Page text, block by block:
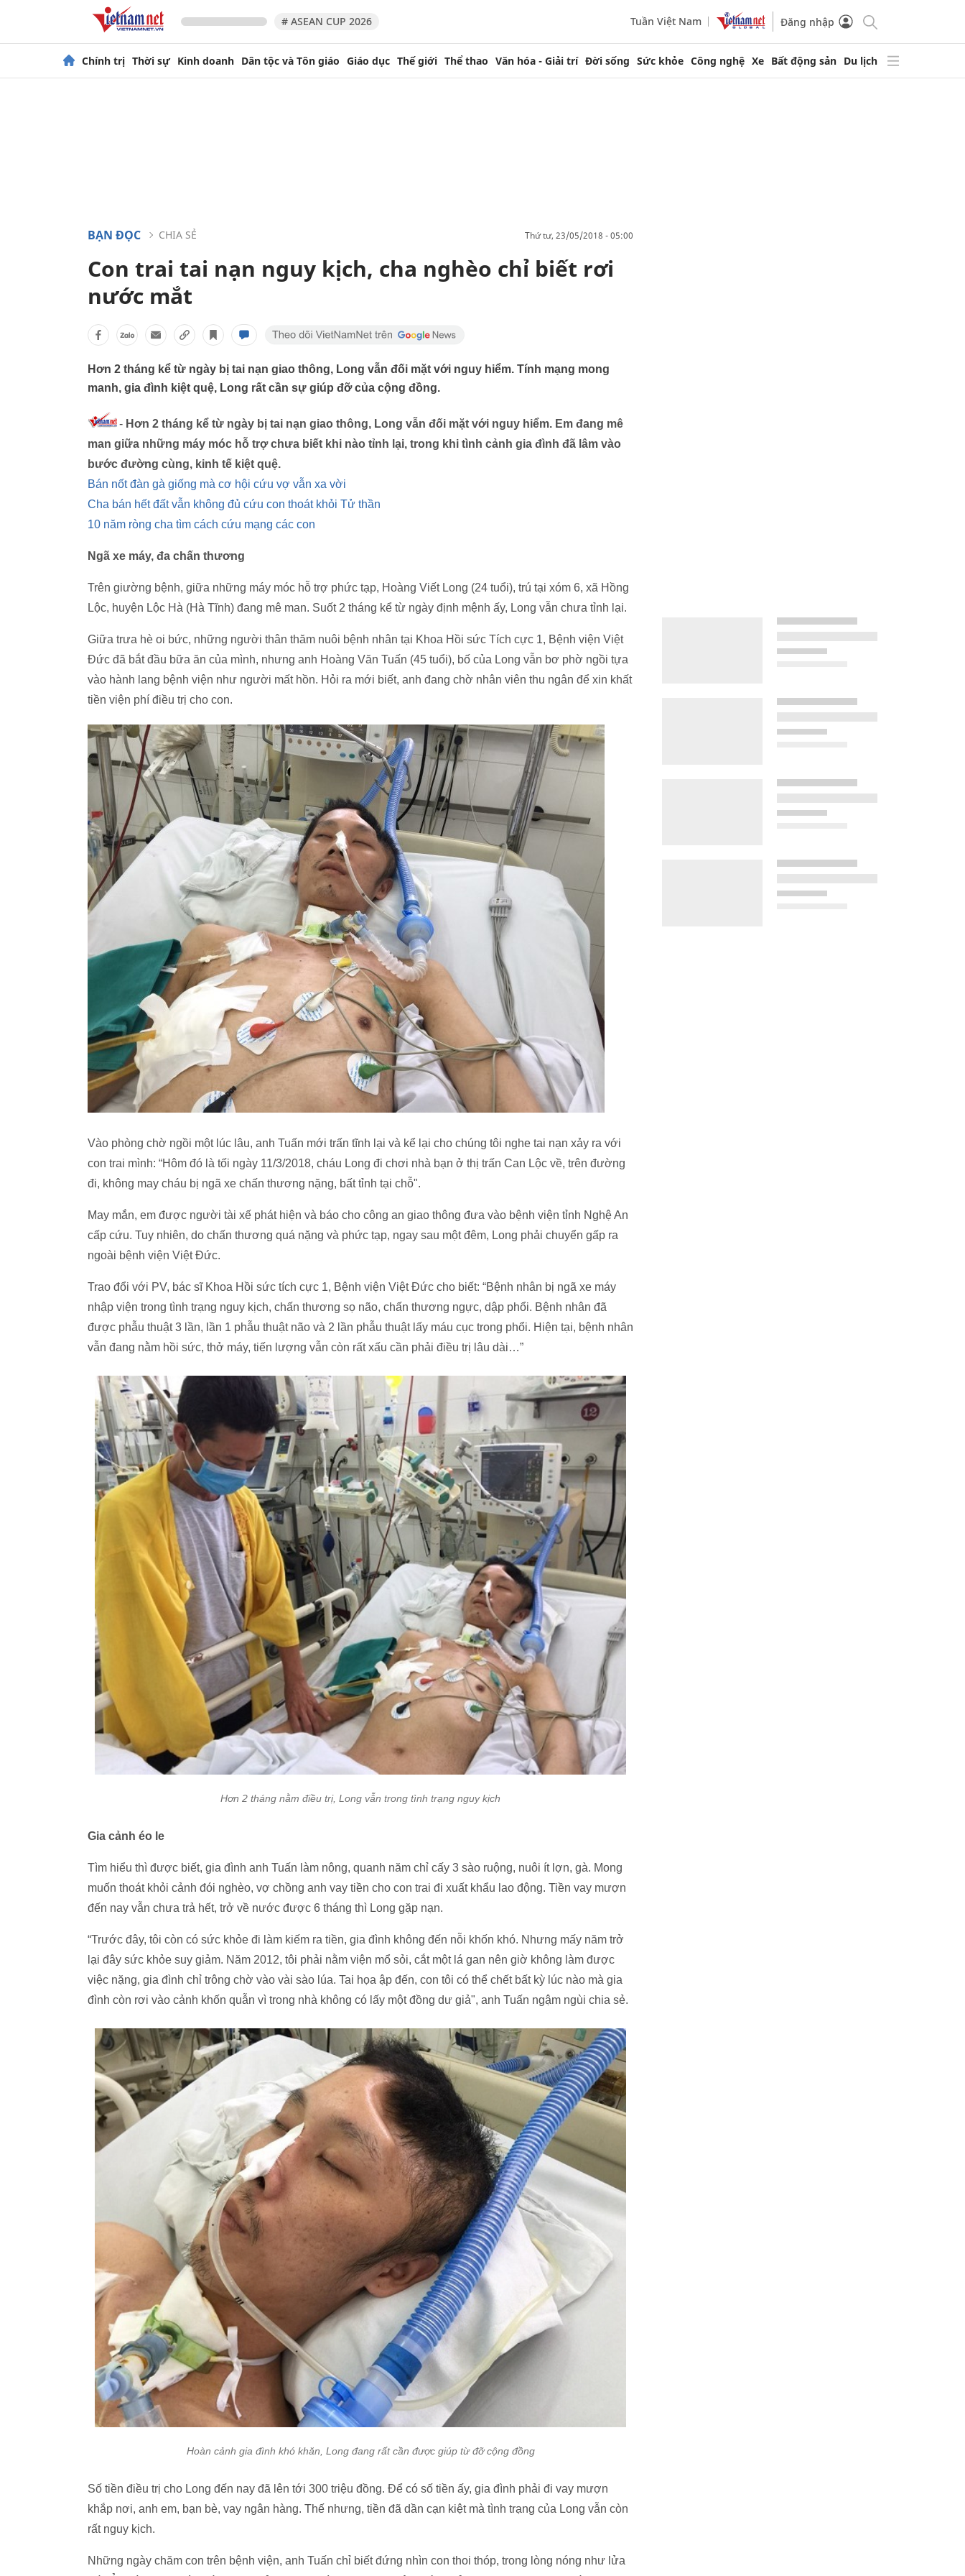
# ASEAN CUP 2026 Tuần Việt Nam Đăng nhập
Chính trị Thời sự Kinh doanh Dân tộc và Tôn giáo Giáo dục Thế giới Thể thao Văn hóa - Giải trí Đời sống Sức khỏe Công nghệ Xe Bất động sản Du lịch
BẠN ĐỌC CHIA SẺ thứ tư, 23/05/2018 - 05:00
Con trai tai nạn nguy kịch, cha nghèo chỉ biết rơi
nước mắt
Hơn 2 tháng kể từ ngày bị tai nạn giao thông, Long vẫn đối mặt với nguy hiểm. Tính mạng mong
manh, gia đình kiệt quệ, Long rất cần sự giúp đỡ của cộng đồng.
- Hơn 2 tháng kể từ ngày bị tai nạn giao thông, Long vẫn đối mặt với nguy hiểm. Em đang mê
man giữa những máy móc hỗ trợ chưa biết khi nào tỉnh lại, trong khi tình cảnh gia đình đã lâm vào
bước đường cùng, kinh tế kiệt quệ.
Bán nốt đàn gà giống mà cơ hội cứu vợ vẫn xa vời
Cha bán hết đất vẫn không đủ cứu con thoát khỏi Tử thần
10 năm ròng cha tìm cách cứu mạng các con
Ngã xe máy, đa chấn thương
Trên giường bệnh, giữa những máy móc hỗ trợ phức tạp, Hoàng Viết Long (24 tuổi), trú tại xóm 6, xã Hồng
Lộc, huyện Lộc Hà (Hà Tĩnh) đang mê man. Suốt 2 tháng kể từ ngày định mệnh ấy, Long vẫn chưa tỉnh lại.
Giữa trưa hè oi bức, những người thân thăm nuôi bệnh nhân tại Khoa Hồi sức Tích cực 1, Bệnh viện Việt
Đức đã bắt đầu bữa ăn của mình, nhưng anh Hoàng Văn Tuấn (45 tuổi), bố của Long vẫn bơ phờ ngồi tựa
vào hành lang bệnh viện như người mất hồn. Hỏi ra mới biết, anh đang chờ nhân viên thu ngân để xin khất
tiền viện phí điều trị cho con.
Vào phòng chờ ngồi một lúc lâu, anh Tuấn mới trấn tĩnh lại và kể lại cho chúng tôi nghe tai nạn xảy ra với
con trai mình: “Hôm đó là tối ngày 11/3/2018, cháu Long đi chơi nhà bạn ở thị trấn Can Lộc về, trên đường
đi, không may cháu bị ngã xe chấn thương nặng, bất tỉnh tại chỗ".
May mắn, em được người tài xế phát hiện và báo cho công an giao thông đưa vào bệnh viện tỉnh Nghệ An
cấp cứu. Tuy nhiên, do chấn thương quá nặng và phức tạp, ngay sau một đêm, Long phải chuyển gấp ra
ngoài bệnh viện Việt Đức.
Trao đổi với PV, bác sĩ Khoa Hồi sức tích cực 1, Bệnh viện Việt Đức cho biết: “Bệnh nhân bị ngã xe máy
nhập viện trong tình trạng nguy kịch, chấn thương sọ não, chấn thương ngực, dập phổi. Bệnh nhân đã
được phẫu thuật 3 lần, lần 1 phẫu thuật não và 2 lần phẫu thuật lấy máu cục trong phổi. Hiện tại, bệnh nhân
vẫn đang nằm hồi sức, thở máy, tiến lượng vẫn còn rất xấu cần phải điều trị lâu dài…”
Hơn 2 tháng nằm điều trị, Long vẫn trong tình trạng nguy kịch
Gia cảnh éo le
Tìm hiểu thì được biết, gia đình anh Tuấn làm nông, quanh năm chỉ cấy 3 sào ruộng, nuôi ít lợn, gà. Mong
muốn thoát khỏi cảnh đói nghèo, vợ chồng anh vay tiền cho con trai đi xuất khẩu lao động. Tiền vay mượn
đến nay vẫn chưa trả hết, trở về nước được 6 tháng thì Long gặp nạn.
“Trước đây, tôi còn có sức khỏe đi làm kiếm ra tiền, gia đình không đến nỗi khốn khó. Nhưng mấy năm trở
lại đây sức khỏe suy giảm. Năm 2012, tôi phải nằm viện mổ sỏi, cắt một lá gan nên giờ không làm được
việc nặng, gia đình chỉ trông chờ vào vài sào lúa. Tai họa ập đến, con tôi có thể chết bất kỳ lúc nào mà gia
đình còn rơi vào cảnh khốn quẫn vì trong nhà không có lấy một đồng dư giả", anh Tuấn ngậm ngùi chia sẻ.
Hoàn cảnh gia đình khó khăn, Long đang rất cần được giúp từ đỡ cộng đồng
Số tiền điều trị cho Long đến nay đã lên tới 300 triệu đồng. Để có số tiền ấy, gia đình phải đi vay mượn
khắp nơi, anh em, bạn bè, vay ngân hàng. Thế nhưng, tiền đã dần cạn kiệt mà tình trạng của Long vẫn còn
rất nguy kịch.
Những ngày chăm con trên bệnh viện, anh Tuấn chỉ biết đứng nhìn con thoi thóp, trong lòng nóng như lửa